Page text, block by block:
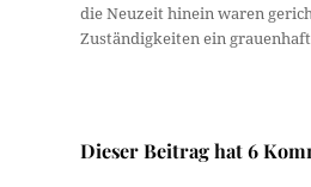
die Neuzeit hinein waren
Zuständigkeiten ein
Dieser Beitrag hat 6